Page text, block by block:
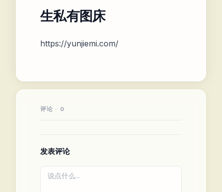
生私有图床
https://yunjiemi.com/
评论 · 0
发表评论